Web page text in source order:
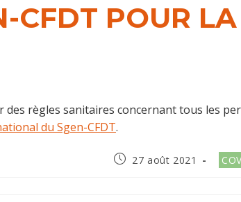
CFDT POUR
règles sanitaires concernant tous les
du Sgen-CFDT.
Publication
27 août 2021
Post